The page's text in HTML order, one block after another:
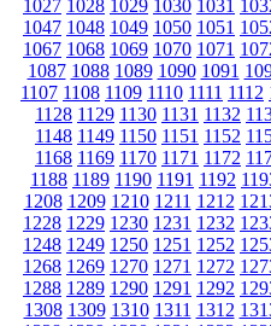
1027 1028 1029 1030 1031
1047 1048 1049 1050 1051
1067 1068 1069 1070 1071
1087 1088 1089 1090 1091
1107 1108 1109 1110 1111 1112
1128 1129 1130 1131 1132
1148 1149 1150 1151 1152
1168 1169 1170 1171 1172
1188 1189 1190 1191 1192
1208 1209 1210 1211 1212
1228 1229 1230 1231 1232
1248 1249 1250 1251 1252
1268 1269 1270 1271 1272
1288 1289 1290 1291 1292
1308 1309 1310 1311 1312